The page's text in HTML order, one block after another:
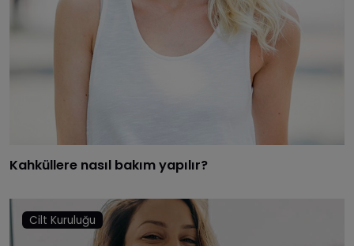
Kahküllere nasıl bakım yapılır?
Cilt Kuruluğu